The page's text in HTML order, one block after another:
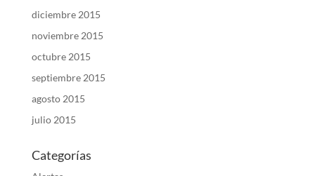
diciembre 2015
noviembre 2015
octubre 2015
septiembre 2015
agosto 2015
julio 2015
Categorías